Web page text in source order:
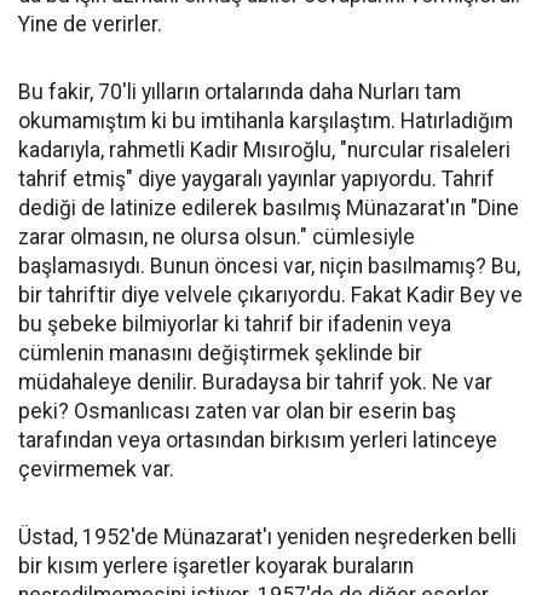
Yine de verirler.
Bu fakir, 70'li yılların ortalarında daha Nurları tam
okumamıştım ki bu imtihanla karşılaştım. Hatırladığım
kadarıyla, rahmetli Kadir Mısıroğlu, "nurcular risaleleri
tahrif etmiş" diye yaygaralı yayınlar yapıyordu. Tahrif
dediği de latinize edilerek basılmış Münazarat'ın "Dine
zarar olmasın, ne olursa olsun." cümlesiyle
başlamasıydı. Bunun öncesi var, niçin basılmamış? Bu,
bir tahriftir diye velvele çıkarıyordu. Fakat Kadir Bey ve
bu şebeke bilmiyorlar ki tahrif bir ifadenin veya
cümlenin manasını değiştirmek şeklinde bir
müdahaleye denilir. Buradaysa bir tahrif yok. Ne var
peki? Osmanlıcası zaten var olan bir eserin baş
tarafından veya ortasından birkısım yerleri latinceye
çevirmemek var.
Üstad, 1952'de Münazarat'ı yeniden neşrederken belli
bir kısım yerlere işaretler koyarak buraların